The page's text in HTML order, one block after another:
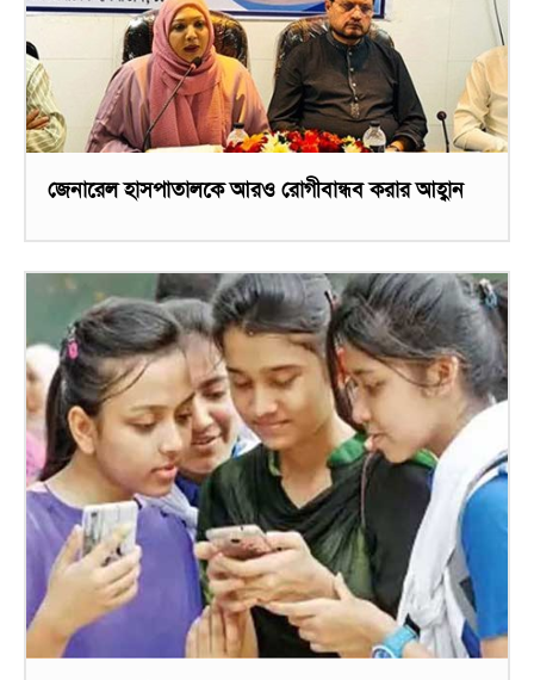
জেনারেল হাসপাতালকে আরও রোগীবান্ধব করার আহ্বান